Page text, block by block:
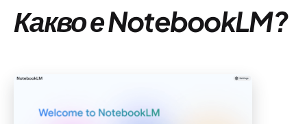
Какво е NotebookLM?